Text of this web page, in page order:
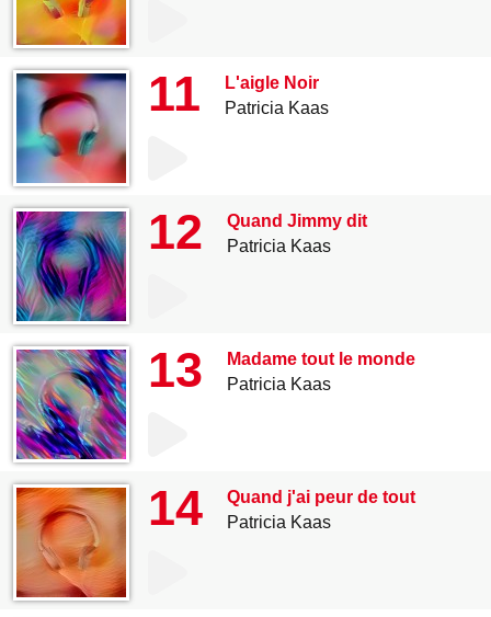
11
L'aigle Noir
Patricia Kaas
12
Quand Jimmy dit
Patricia Kaas
13
Madame tout le monde
Patricia Kaas
14
Quand j'ai peur de tout
Patricia Kaas